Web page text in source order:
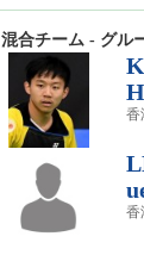
混合チーム - グル
香
香